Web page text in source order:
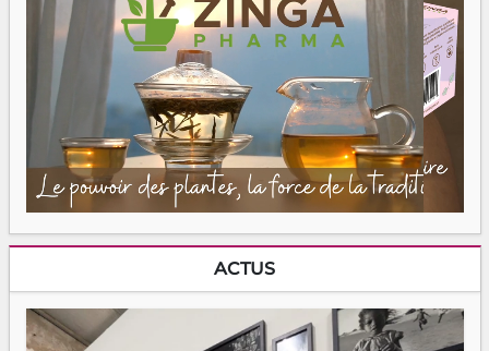
ACTUS